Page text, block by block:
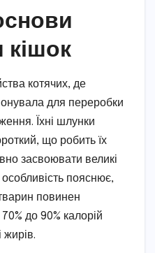
кішок
котячих, де
для переробки
Їхні шлунки
що робить їх
засвоювати великі
пояснює,
повинен
до 90% калорій
жирів.